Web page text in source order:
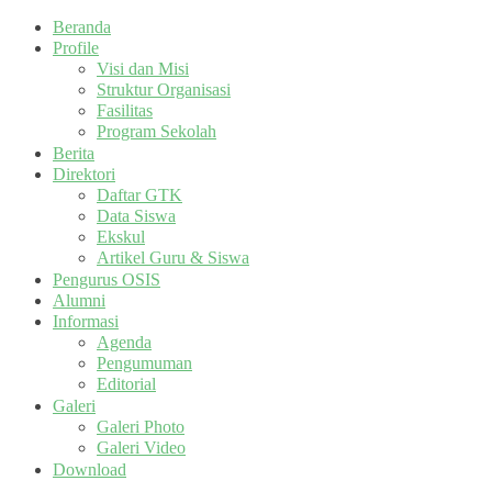
Beranda
Profile
Visi dan Misi
Struktur Organisasi
Fasilitas
Program Sekolah
Berita
Direktori
Daftar GTK
Data Siswa
Ekskul
Artikel Guru & Siswa
Pengurus OSIS
Alumni
Informasi
Agenda
Pengumuman
Editorial
Galeri
Galeri Photo
Galeri Video
Download